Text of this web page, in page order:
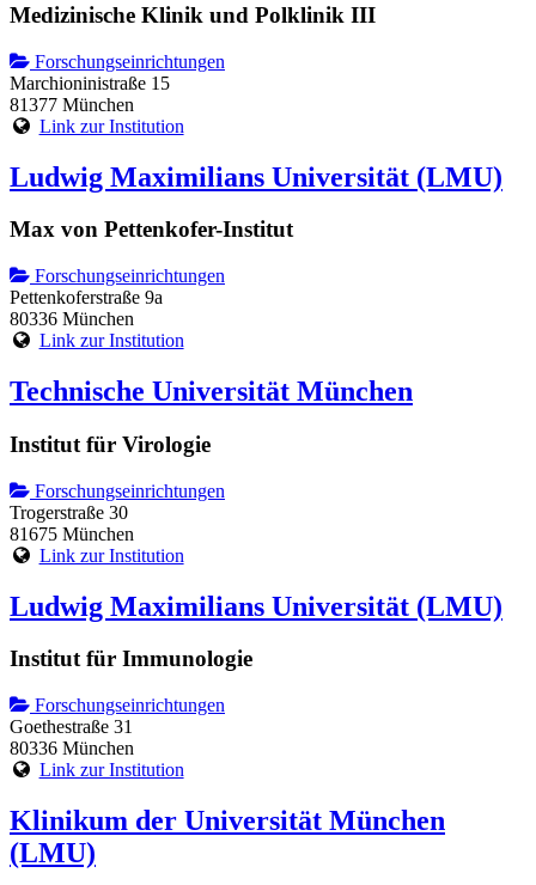
Medizinische Klinik und Polklinik III
Forschungseinrichtungen
Marchioninistraße 15
81377 München
Link zur Institution
Ludwig Maximilians Universität (LMU)
Max von Pettenkofer-Institut
Forschungseinrichtungen
Pettenkoferstraße 9a
80336 München
Link zur Institution
Technische Universität München
Institut für Virologie
Forschungseinrichtungen
Trogerstraße 30
81675 München
Link zur Institution
Ludwig Maximilians Universität (LMU)
Institut für Immunologie
Forschungseinrichtungen
Goethestraße 31
80336 München
Link zur Institution
Klinikum der Universität München
(LMU)